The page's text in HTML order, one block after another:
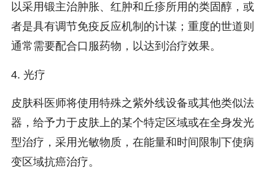
以采用锻主治肿胀、红肿和丘疹所用的类固醇，或
者是具有调节免疫反应机制的计谋；重度的世道则
通常需要配合口服药物，以达到治疗效果。
4. 光疗
皮肤科医师将使用特殊之紫外线设备或其他类似法
器，给予力于皮肤上的某个特定区域或在全身发光
型治疗，采用光敏物质，在能量和时间限制下使病
变区域抗癌治疗。